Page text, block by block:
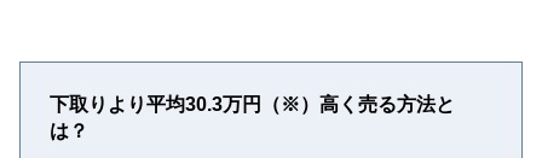
下取りより平均30.3万円（※）高く売る方法と
は？